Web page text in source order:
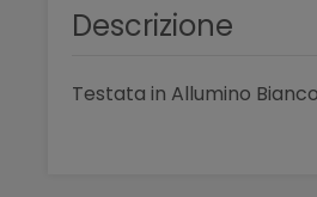
Descrizione
Testata in Allumino